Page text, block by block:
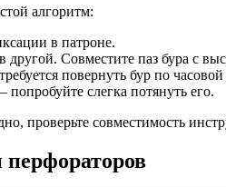
алгоритм:
в патроне.
Совместите паз бура с
повернуть бур по
слегка потянуть его.
проверьте совместимость
перфораторов